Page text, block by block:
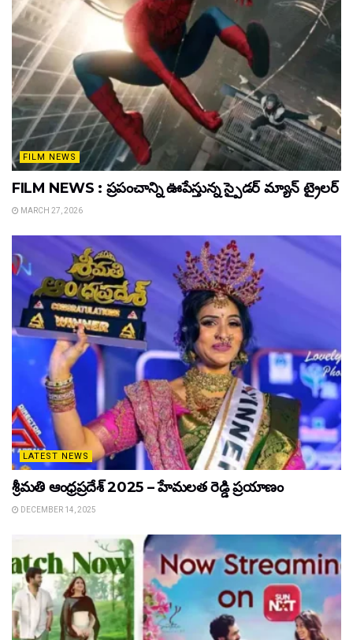
FILM NEWS
FILM NEWS : ప్రపంచాన్ని ఊపేస్తున్న స్పైడర్ మ్యాన్ ట్రైలర్
MARCH 27, 2026
LATEST NEWS
శ్రీమతి ఆంధ్రప్రదేశ్ 2025 – హేమలత రెడ్డి ప్రయాణం
DECEMBER 14, 2025